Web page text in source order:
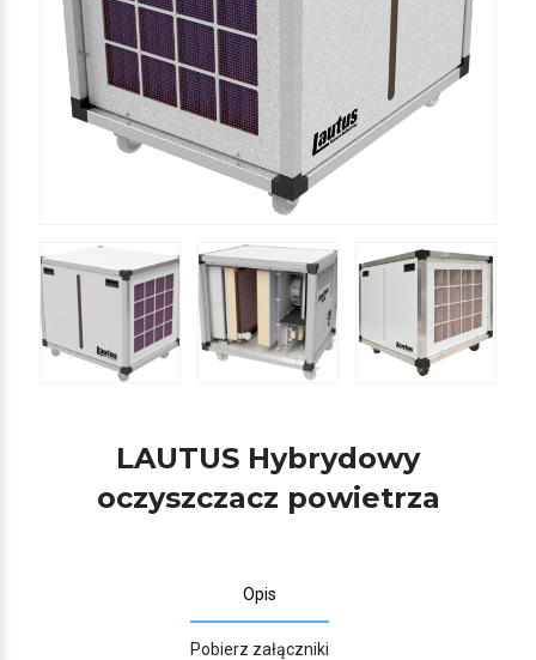
LAUTUS Hybrydowy
oczyszczacz powietrza
Opis
Pobierz załączniki